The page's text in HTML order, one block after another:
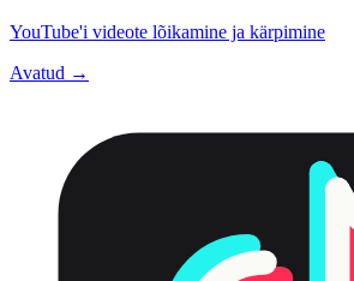
YouTube'i videote lõikamine ja kärpimine
Avatud →